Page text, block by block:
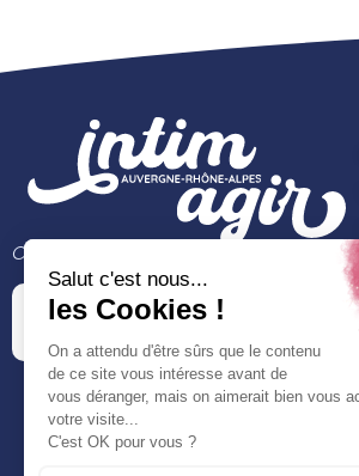
Ce site est porté par